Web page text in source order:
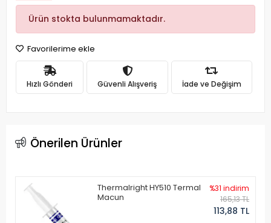
Ürün stokta bulunmamaktadır.
Favorilerime ekle
Hızlı Gönderi Güvenli Alışveriş İade ve Değişim
Önerilen Ürünler
Thermalright HY510 Termal
Macun
%31 indirim
165,13 TL
113,88 TL